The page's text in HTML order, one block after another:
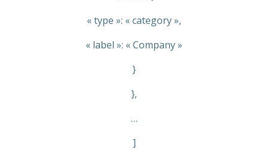
« type »: « category »,
« label »: « Company »
}
},
…
]